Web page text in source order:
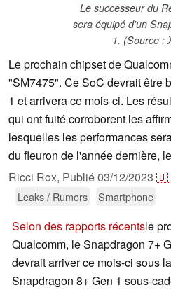
Le successeur du
sera équipé d'un
1. (Source :
Le prochain chipset de
"SM7475". Ce SoC devrait être
1 et arrivera ce mois-ci. Les
qui ont fuité corroborent les
lesquelles les performances
du fleuron de l'année dernière,
Ricci Rox, Publié03/12/2023
Leaks / Rumors
Smartphone
Selon des rapports récentsle
Qualcomm, le Snapdragon 7+
devrait arriver ce mois-ci sous
Snapdragon 8+ Gen 1 sous-